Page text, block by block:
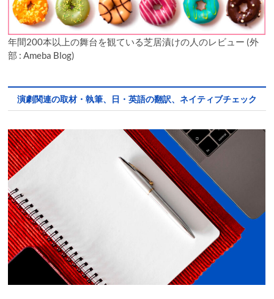
年間200本以上の舞台を観ている芝居漬けの人のレビュー (外
部 : Ameba Blog)
演劇関連の取材・執筆、日・英語の翻訳、ネイティブチェック